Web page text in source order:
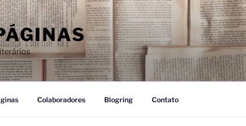
Colaboradores Blogring Contato